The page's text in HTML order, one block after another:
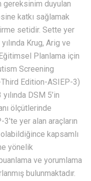
duyulan
katkı sağlamak
setidir. Sette yer
Krug, Arig ve
Planlama için
Screening
Edition-ASIEP-3)
DSM 5’in
ölçütlerinde
yer alan araçların
kapsamlı
yönelik
ve yorumlama
bulunmaktadır.